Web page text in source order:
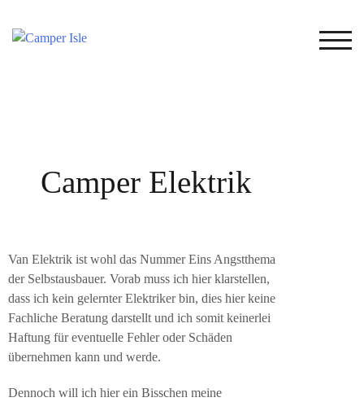
Camper Elektrik
Van Elektrik ist wohl das Nummer Eins Angstthema
der Selbstausbauer. Vorab muss ich hier klarstellen,
dass ich kein gelernter Elektriker bin, dies hier keine
Fachliche Beratung darstellt und ich somit keinerlei
Haftung für eventuelle Fehler oder Schäden
übernehmen kann und werde.
Dennoch will ich hier ein Bisschen meine